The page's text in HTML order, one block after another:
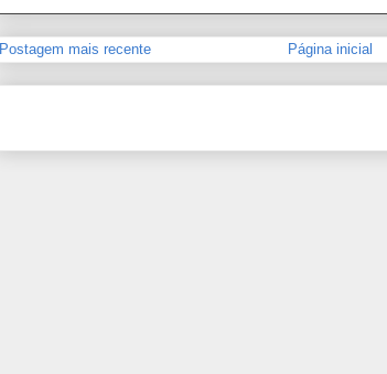
Postagem mais recente Página inicial